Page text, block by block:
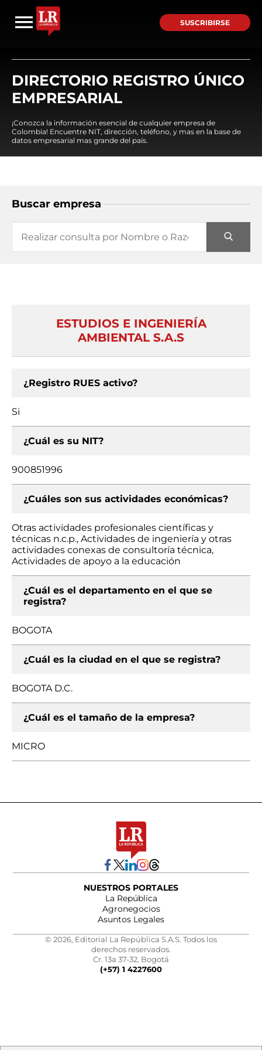
SUSCRIBIRSE
DIRECTORIO REGISTRO ÚNICO
EMPRESARIAL
¡Conozca la información esencial de cualquier empresa de
Colombia! Encuentre NIT, dirección, teléfono, y mas en la base de
datos empresarial mas grande del país.
Buscar empresa
ESTUDIOS E INGENIERÍA
AMBIENTAL S.A.S
¿Registro RUES activo?
Si
¿Cuál es su NIT?
900851996
¿Cuáles son sus actividades económicas?
Otras actividades profesionales científicas y
técnicas n.c.p., Actividades de ingeniería y otras
actividades conexas de consultoría técnica,
Actividades de apoyo a la educación
¿Cuál es el departamento en el que se
registra?
BOGOTA
¿Cuál es la ciudad en el que se registra?
BOGOTA D.C.
¿Cuál es el tamaño de la empresa?
MICRO
NUESTROS PORTALES
La República
Agronegocios
Asuntos Legales
© 2026, Editorial La República S.A.S. Todos los
derechos reservados.
Cr. 13a 37-32, Bogotá
(+57) 1 4227600